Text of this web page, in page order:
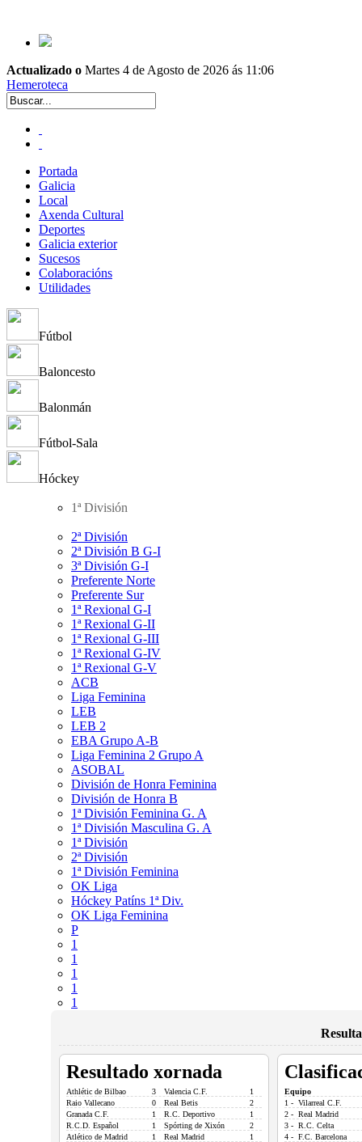
Actualizado o Martes 4 de Agosto de 2026 ás 11:06
Hemeroteca
Portada
Galicia
Local
Axenda Cultural
Deportes
Galicia exterior
Sucesos
Colaboracións
Utilidades
Fútbol
Baloncesto
Balonmán
Fútbol-Sala
Hóckey
1ª División
2ª División
2ª División B G-I
3ª División G-I
Preferente Norte
Preferente Sur
1ª Rexional G-I
1ª Rexional G-II
1ª Rexional G-III
1ª Rexional G-IV
1ª Rexional G-V
ACB
Liga Feminina
LEB
LEB 2
EBA Grupo A-B
Liga Feminina 2 Grupo A
ASOBAL
División de Honra Feminina
División de Honra B
1ª División Feminina G. A
1ª División Masculina G. A
1ª División
2ª División
1ª División Feminina
OK Liga
Hóckey Patíns 1ª Div.
OK Liga Feminina
P
1
1
1
1
1
Resultado xornada
Athlétic de Bilbao 3 Valencia C.F.
1
Raio Vallecano
0 Real Betis
2
Granada C.F.
1 R.C. Deportivo
1
R.C.D. Español
1 Spórting de Xixón
2
Atlético de Madrid
1 Real Madrid
1
Equipo
1 - Vilarreal C.F.
2 - Real Madrid
3 - R.C. Celta
4 - F.C. Barcelona